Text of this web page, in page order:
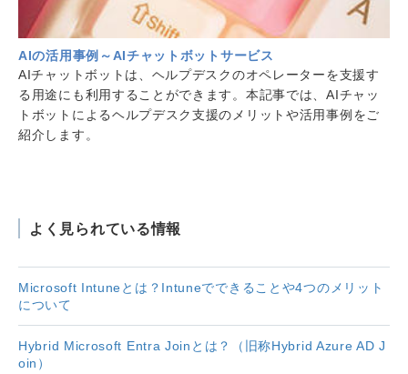
AIの活用事例～AIチャットボットサービス
AIチャットボットは、ヘルプデスクのオペレーターを支援す
る用途にも利用することができます。本記事では、AIチャッ
トボットによるヘルプデスク支援のメリットや活用事例をご
紹介します。
よく見られている情報
Microsoft Intuneとは？Intuneでできることや4つのメリット
について
Hybrid Microsoft Entra Joinとは？（旧称Hybrid Azure AD J
oin）